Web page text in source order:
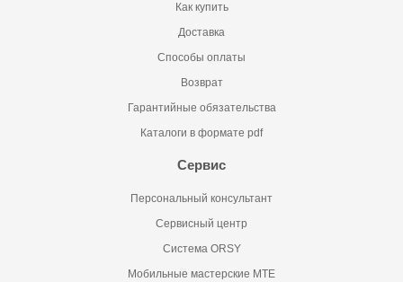
Как купить
Доставка
Способы оплаты
Возврат
Гарантийные обязательства
Каталоги в формате pdf
Сервис
Персональный консультант
Сервисный центр
Система ORSY
Мобильные мастерские MTE